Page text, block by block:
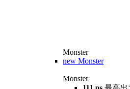
Monster
new Monster
Monster